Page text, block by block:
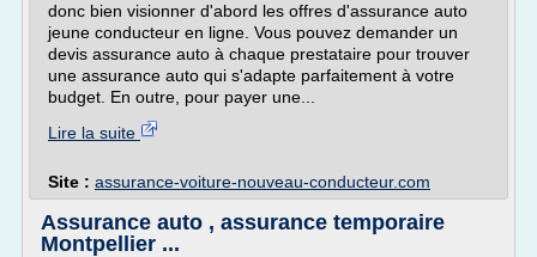
donc bien visionner d'abord les offres d'assurance auto
jeune conducteur en ligne. Vous pouvez demander un
devis assurance auto à chaque prestataire pour trouver
une assurance auto qui s'adapte parfaitement à votre
budget. En outre, pour payer une...
Lire la suite
Site : assurance-voiture-nouveau-conducteur.com
Assurance auto , assurance temporaire
Montpellier ...